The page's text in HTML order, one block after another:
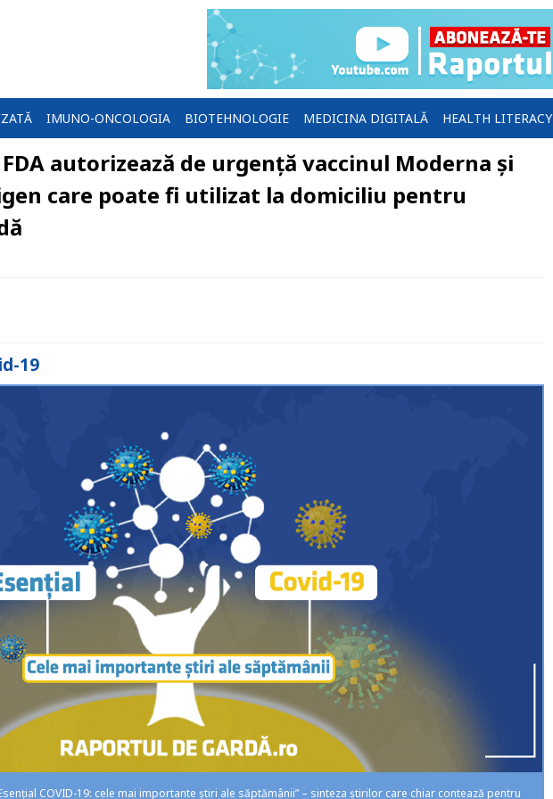
IMUNO-ONCOLOGIA BIOTEHNOLOGIE MEDICINA DIGITALĂ HEALTH LITERACY
FDA autorizează de urgență vaccinul Moderna și
care poate fi utilizat la domiciliu pentru
19
COVID-19: cele mai importante știri ale săptămânii” – sinteza știrilor care chiar contează pentru